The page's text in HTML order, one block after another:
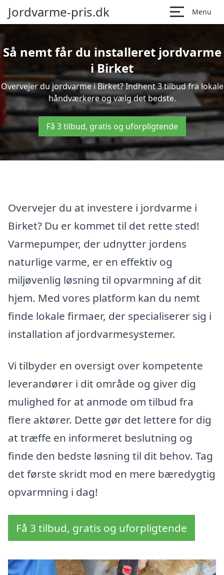
Jordvarme-pris.dk Menu
Så nemt får du installeret jordvarme
i Birket
Overvejer du jordvarme i Birket? Indhent 3 tilbud fra lokale
håndværkere og vælg det bedste.
Få 3 tilbud, gratis og uforpligtende
Overvejer du at investere i jordvarme i
Birket? Du er kommet til det rette sted!
Varmepumper, der udnytter jordens
naturlige varme, er en effektiv og
miljøvenlig løsning til opvarmning af dit
hjem. Med vores platform kan du nemt
finde lokale firmaer, der specialiserer sig i
installation af jordvarmesystemer.
Vi tilbyder en oversigt over kompetente
leverandører i dit område og giver dig
mulighed for at anmode om tilbud fra
flere aktører. Dette gør det lettere for dig
at træffe en informeret beslutning og
finde den bedste løsning til dit behov. Tag
det første skridt mod en mere bæredygtig
opvarmning i dag!
Få 3 tilbud, gratis og uforpligtende